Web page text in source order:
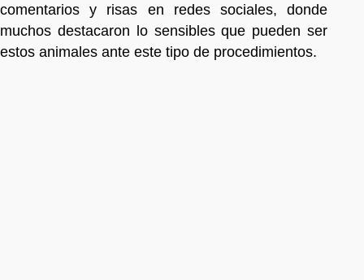
comentarios y risas en redes sociales, donde
muchos destacaron lo sensibles que pueden ser
estos animales ante este tipo de procedimientos.